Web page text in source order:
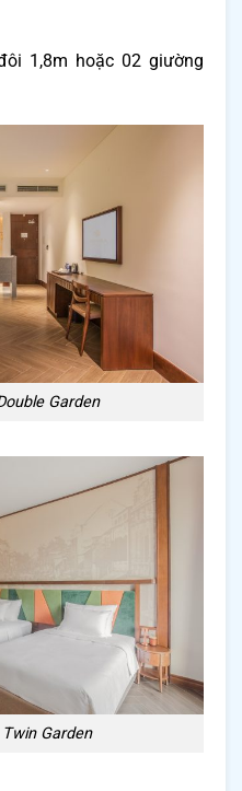
1,8m hoặc 02 giường
Garden
Garden